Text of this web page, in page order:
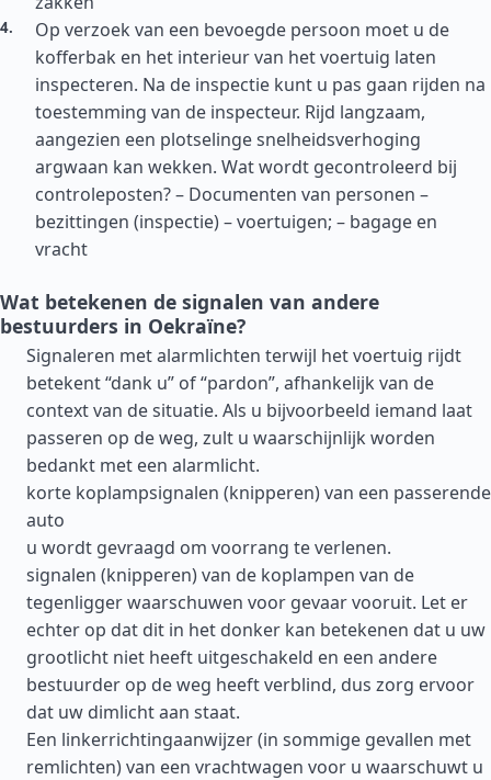
Op verzoek van een bevoegde persoon moet u de
kofferbak en het interieur van het voertuig laten
inspecteren. Na de inspectie kunt u pas gaan rijden na
toestemming van de inspecteur. Rijd langzaam,
aangezien een plotselinge snelheidsverhoging
argwaan kan wekken. Wat wordt gecontroleerd bij
controleposten? – Documenten van personen –
bezittingen (inspectie) – voertuigen; – bagage en
vracht
Wat betekenen de signalen van andere
bestuurders in Oekraïne?
Signaleren met alarmlichten terwijl het voertuig rijdt
betekent “dank u” of “pardon”, afhankelijk van de
context van de situatie. Als u bijvoorbeeld iemand laat
passeren op de weg, zult u waarschijnlijk worden
bedankt met een alarmlicht.
korte koplampsignalen (knipperen) van een passerende
auto
u wordt gevraagd om voorrang te verlenen.
signalen (knipperen) van de koplampen van de
tegenligger waarschuwen voor gevaar vooruit. Let er
echter op dat dit in het donker kan betekenen dat u uw
grootlicht niet heeft uitgeschakeld en een andere
bestuurder op de weg heeft verblind, dus zorg ervoor
dat uw dimlicht aan staat.
Een linkerrichtingaanwijzer (in sommige gevallen met
remlichten) van een vrachtwagen voor u waarschuwt u